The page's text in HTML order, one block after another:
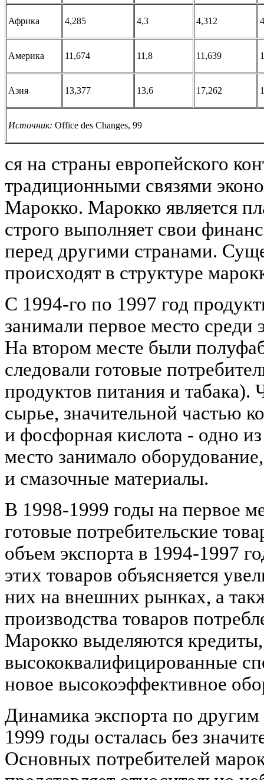
Африка 4,285 4,3 4,312
Америка 11,674 11,8 11,639
Азия 13,377 13,6 17,262
Источник: Office des Changes, 99
ся на страны европейского
традиционными связями
Марокко. Марокко является
строго выполняет свои
перед другими странами.
происходят в структуре
С 1994-го по 1997 год
занимали первое место среди
На втором месте были
следовали готовые
продуктов питания и табака).
сырье, значительной частью
и фосфорная кислота - одно
место занимало
и смазочные материалы.
В 1998-1999 годы на первое
готовые потребительские
объем экспорта в 1994-1997
этих товаров объясняется
них на внешних рынках, а
производства товаров
Марокко выделяются
высококвалифицированные
новое высокоэффективное
Динамика экспорта по
1999 годы осталась без
Основных потребителей